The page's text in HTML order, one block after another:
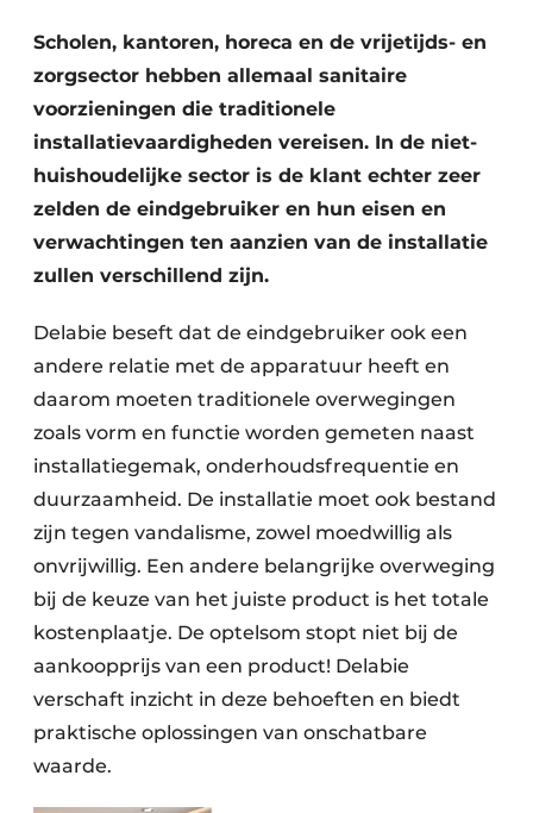
Privacy / Cookie statement
storymetadata
Vacature aanmelden
Vacatures
Video’s
Modulair bouwen
Scholen, kantoren, horeca en de vrijetijds- en
zorgsector hebben allemaal sanitaire
voorzieningen die traditionele
installatievaardigheden vereisen. In de niet-
huishoudelijke sector is de klant echter zeer
zelden de eindgebruiker en hun eisen en
verwachtingen ten aanzien van de installatie
zullen verschillend zijn.
Delabie beseft dat de eindgebruiker ook een
andere relatie met de apparatuur heeft en
daarom moeten traditionele overwegingen
zoals vorm en functie worden gemeten naast
installatiegemak, onderhoudsfrequentie en
duurzaamheid. De installatie moet ook bestand
zijn tegen vandalisme, zowel moedwillig als
onvrijwillig. Een andere belangrijke overweging
bij de keuze van het juiste product is het totale
kostenplaatje. De optelsom stopt niet bij de
aankoopprijs van een product! Delabie
verschaft inzicht in deze behoeften en biedt
praktische oplossingen van onschatbare
waarde.